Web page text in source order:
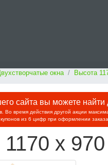
окна Высота
сайта вы можете найти
Во время действия другой акции
из 6 цифр при оформлении заказа.
х